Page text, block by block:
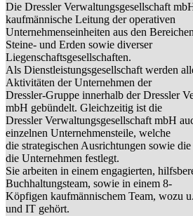
Die Dressler Verwaltungsgesellschaft
kaufmännische Leitung der operativen
Unternehmenseinheiten aus den
Steine- und Erden sowie diverser
Liegenschaftsgesellschaften.
Als Dienstleistungsgesellschaft werden
Aktivitäten der Unternehmen der
Dressler-Gruppe innerhalb der Dressler
mbH gebündelt. Gleichzeitig ist die
Dressler Verwaltungsgesellschaft mbH
einzelnen Unternehmensteile, welche
die strategischen Ausrichtungen sowie
die Unternehmen festlegt.
Sie arbeiten in einem engagierten,
Buchhaltungsteam, sowie in einem 8-
Köpfigen kaufmännischem Team, wozu
und IT gehört.